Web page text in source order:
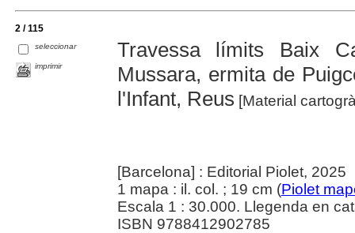
2 / 115
seleccionar
imprimir
Travessa límits Baix
Mussara, ermita de
l'Infant, Reus [Material
[Barcelona] : Editorial Piolet, 2025
1 mapa : il. col. ; 19 cm (Piolet
Escala 1 : 30.000. Llegenda en
ISBN 9788412902785